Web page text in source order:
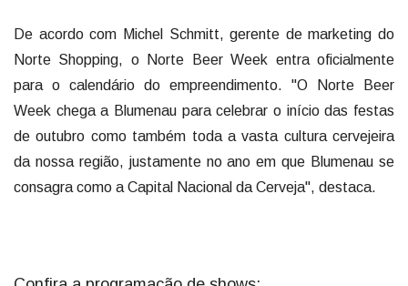
De acordo com Michel Schmitt, gerente de marketing do
Norte Shopping, o Norte Beer Week entra oficialmente
para o calendário do empreendimento. "O Norte Beer
Week chega a Blumenau para celebrar o início das festas
de outubro como também toda a vasta cultura cervejeira
da nossa região, justamente no ano em que Blumenau se
consagra como a Capital Nacional da Cerveja", destaca.